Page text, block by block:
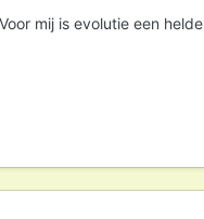
mij is evolutie een